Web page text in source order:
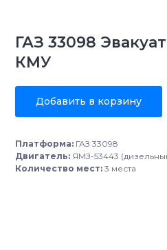
ГАЗ 33098
КМУ
Добавить в корзину
Платформа: ГАЗ 33098
Двигатель: ЯМЗ-53443
Количество мест: 3 места